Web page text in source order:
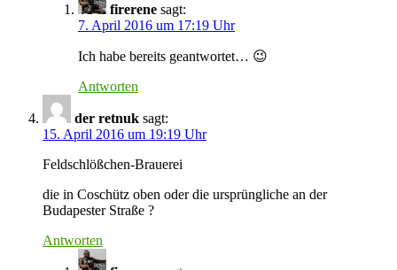
firerene sagt:
7. April 2016 um 17:19 Uhr
Ich habe bereits geantwortet… 😉
Antworten
der retnuk sagt:
15. April 2016 um 19:19 Uhr
Feldschlößchen-Brauerei
die in Coschütz oben oder die ursprüngliche an der
Budapester Straße ?
Antworten